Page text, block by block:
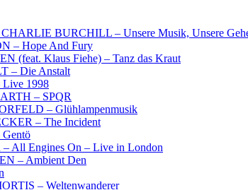
BURCHILL – Unsere Musik, Unsere
– Hope And Fury
(feat. Klaus Fiehe) – Tanz das Kraut
– Die Anstalt
1998
– SPQR
– Glühlampenmusik
– The Incident
All Engines On – Live in London
– Ambient Den
– Weltenwanderer